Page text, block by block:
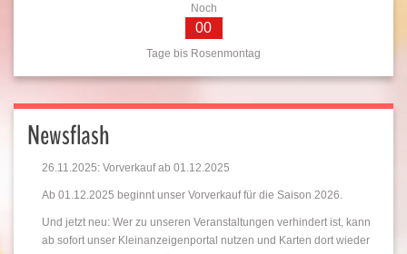
Noch
00
Tage bis Rosenmontag
Newsflash
26.11.2025: Vorverkauf ab 01.12.2025
Ab 01.12.2025 beginnt unser Vorverkauf für die Saison 2026.
Und jetzt neu: Wer zu unseren Veranstaltungen verhindert ist, kann
ab sofort unser Kleinanzeigenportal nutzen und Karten dort wieder